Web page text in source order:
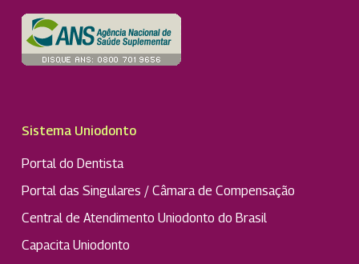
Sistema Uniodonto
Portal do Dentista
Portal das Singulares / Câmara de Compensação
Central de Atendimento Uniodonto do Brasil
Capacita Uniodonto